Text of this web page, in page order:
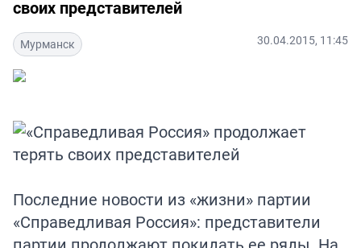
своих представителей
Мурманск 30.04.2015, 11:45
Последние новости из «жизни» партии
«Справедливая Россия»: представители